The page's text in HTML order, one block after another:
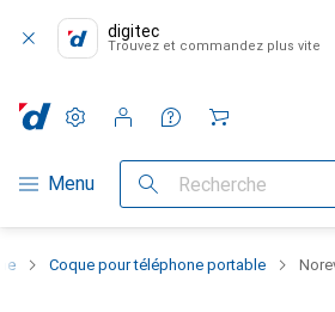
digitec
Trouvez et commandez plus vite
Navigation par catégorie
Menu Recherche
Paramètres
Compte client
Listes de comparaison
Listes d'envies
Panier
Coque pour téléphone portable